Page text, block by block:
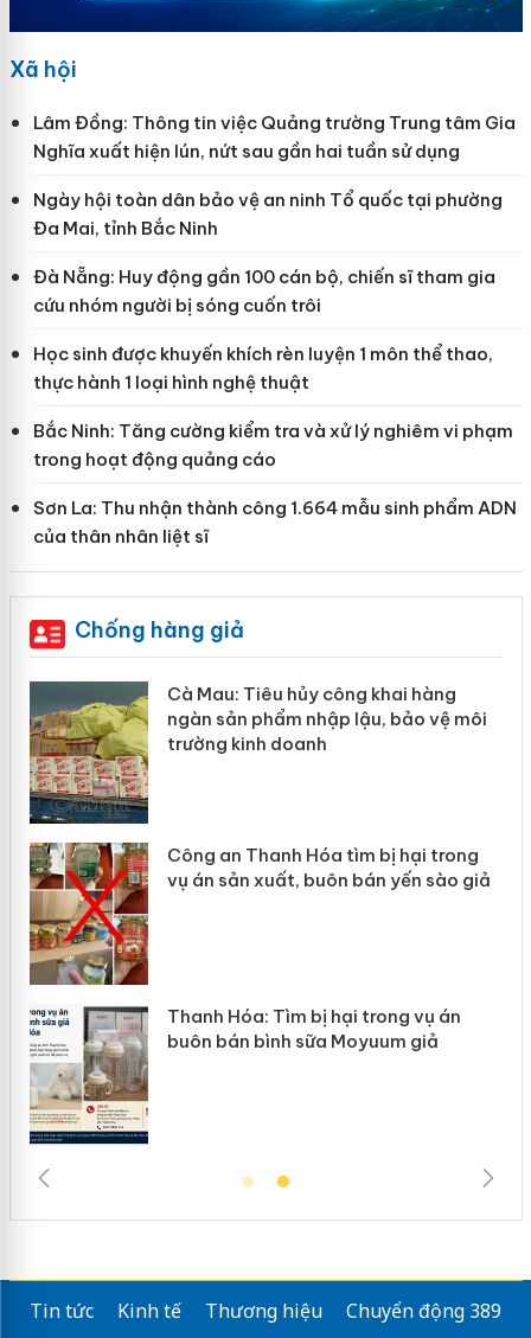
Xã hội
Lâm Đồng: Thông tin việc Quảng trường Trung tâm Gia
Nghĩa xuất hiện lún, nứt sau gần hai tuần sử dụng
Ngày hội toàn dân bảo vệ an ninh Tổ quốc tại phường
Đa Mai, tỉnh Bắc Ninh
Đà Nẵng: Huy động gần 100 cán bộ, chiến sĩ tham gia
cứu nhóm người bị sóng cuốn trôi
Học sinh được khuyến khích rèn luyện 1 môn thể thao,
thực hành 1 loại hình nghệ thuật
Bắc Ninh: Tăng cường kiểm tra và xử lý nghiêm vi phạm
trong hoạt động quảng cáo
Sơn La: Thu nhận thành công 1.664 mẫu sinh phẩm ADN
của thân nhân liệt sĩ
Chống hàng giả
hủy công khai hàng
nhập lậu, bảo vệ môi
Hóa tìm bị hại trong
buôn bán yến sào giả
bị hại trong vụ án
sữa Moyuum giả
Khẩn trương xác
Slimaura Care x3
Lào Cai xử lý 83
mại trong tháng 7
Hưng Yên: Xử lý 6
hàng giả mạo
Tin tức Kinh tế Thương hiệu
Chuyển động 389